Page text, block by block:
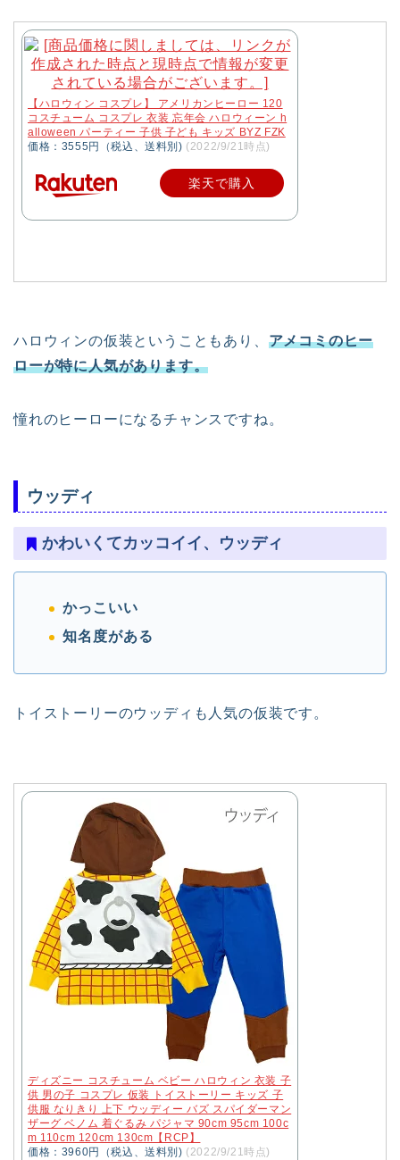
【ハロウィン コスプレ】 アメリカンヒーロー 120
コスチューム コスプレ 衣装 忘年会 ハロウィーン h
alloween パーティー 子供 子ども キッズ BYZ FZK
価格：3555円（税込、送料別) (2022/9/21時点)
楽天で購入
ハロウィンの仮装ということもあり、 アメコミのヒー
ローが特に人気があります。
憧れのヒーローになるチャンスですね。
ウッディ
かわいくてカッコイイ、ウッディ
かっこいい
知名度がある
トイストーリーのウッディも人気の仮装です。
ディズニー コスチューム ベビー ハロウィン 衣装 子
供 男の子 コスプレ 仮装 トイストーリー キッズ 子
供服 なりきり 上下 ウッディー バズ スパイダーマン
ザーグ ベノム 着ぐるみ パジャマ 90cm 95cm 100c
m 110cm 120cm 130cm【RCP】
価格：3960円（税込、送料別) (2022/9/21時点)